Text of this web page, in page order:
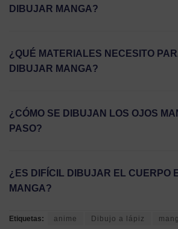
DIBUJAR MANGA?
¿QUÉ MATERIALES NECESITO
DIBUJAR MANGA?
¿CÓMO SE DIBUJAN LOS OJOS
PASO?
¿ES DIFÍCIL DIBUJAR EL CUERPO
MANGA?
Etiquetas: anime Dibujo a lápiz